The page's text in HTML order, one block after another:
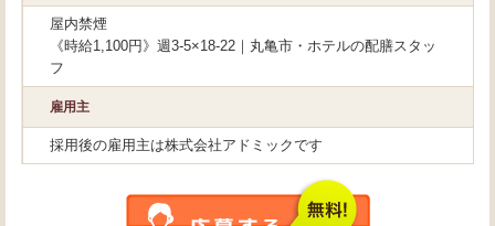
屋内禁煙
《時給1,100円》週3-5×18-22｜丸亀市・ホテルの配膳スタッ
フ
雇用主
採用後の雇用主は株式会社アドミックです